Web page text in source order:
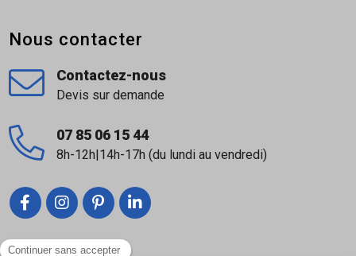
Nous contacter
Contactez-nous
Devis sur demande
07 85 06 15 44
8h-12h|14h-17h (du lundi au vendredi)